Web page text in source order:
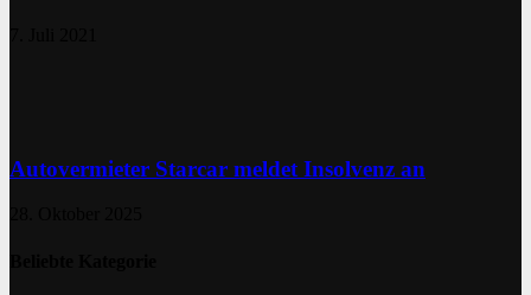
Autovermieter Starcar meldet Insolvenz an